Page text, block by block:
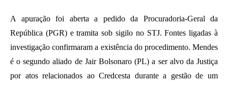
A apuração foi aberta a pedido da Procuradoria-Geral da
República (PGR) e tramita sob sigilo no STJ. Fontes ligadas à
investigação confirmaram a existência do procedimento. Mendes
é o segundo aliado de Jair Bolsonaro (PL) a ser alvo da Justiça
por atos relacionados ao Credcesta durante a gestão de um